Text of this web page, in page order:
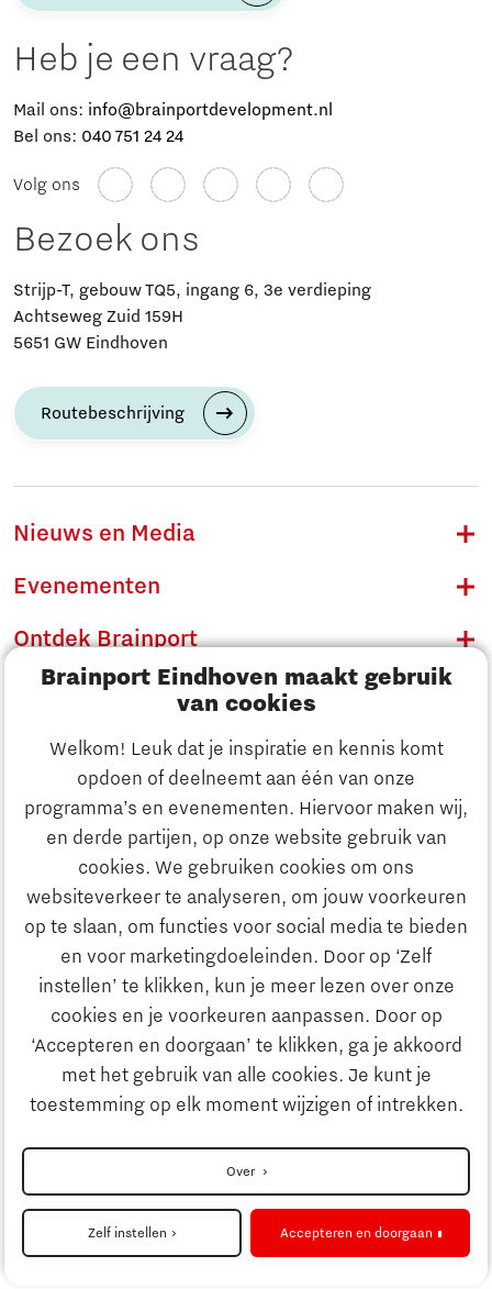
Brainport Eindhoven maakt gebruik
van cookies
Welkom! Leuk dat je inspiratie en kennis komt
opdoen of deelneemt aan één van onze
programma’s en evenementen. Hiervoor maken wij,
en derde partijen, op onze website gebruik van
cookies. We gebruiken cookies om ons
websiteverkeer te analyseren, om jouw voorkeuren
op te slaan, om functies voor social media te bieden
en voor marketingdoeleinden. Door op ‘Zelf
instellen’ te klikken, kun je meer lezen over onze
cookies en je voorkeuren aanpassen. Door op
‘Accepteren en doorgaan’ te klikken, ga je akkoord
met het gebruik van alle cookies. Je kunt je
toestemming op elk moment wijzigen of intrekken.
Over
Zelf instellen Accepteren en doorgaan
Ontdek Brainport
Innovatie
Ondernemen
Onderwijs
Strategie & Organisatie
Heb je een vraag?
Mail ons: info@brainportdevelopment.nl
Bel ons: 040 751 24 24
Volg ons
Bezoek ons
Strijp-T, gebouw TQ5, ingang 6, 3e verdieping
Achtseweg Zuid 159H
5651 GW Eindhoven
Routebeschrijving
Nieuws en Media
Evenementen
Ontdek Brainport
Innovatie
Ondernemen
Onderwijs
Maatschappelijk
Strategie & Organisatie
Zoeken
Contact
Naar internationale website
Privacyverklaring
Cookieinstellingen